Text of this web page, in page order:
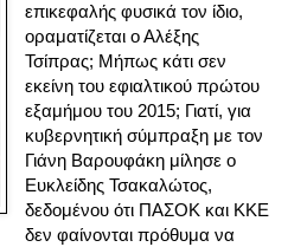
επικεφαλής φυσικά τον ίδιο,
οραματίζεται ο Αλέξης
Τσίπρας; Μήπως κάτι σεν
εκείνη του εφιαλτικού πρώτου
εξαμήμου του 2015; Γιατί, για
κυβερνητική σύμπραξη με τον
Γιάνη Βαρουφάκη μίλησε ο
Ευκλείδης Τσακαλώτος,
δεδομένου ότι ΠΑΣΟΚ και ΚΚΕ
δεν φαίνονται πρόθυμα να